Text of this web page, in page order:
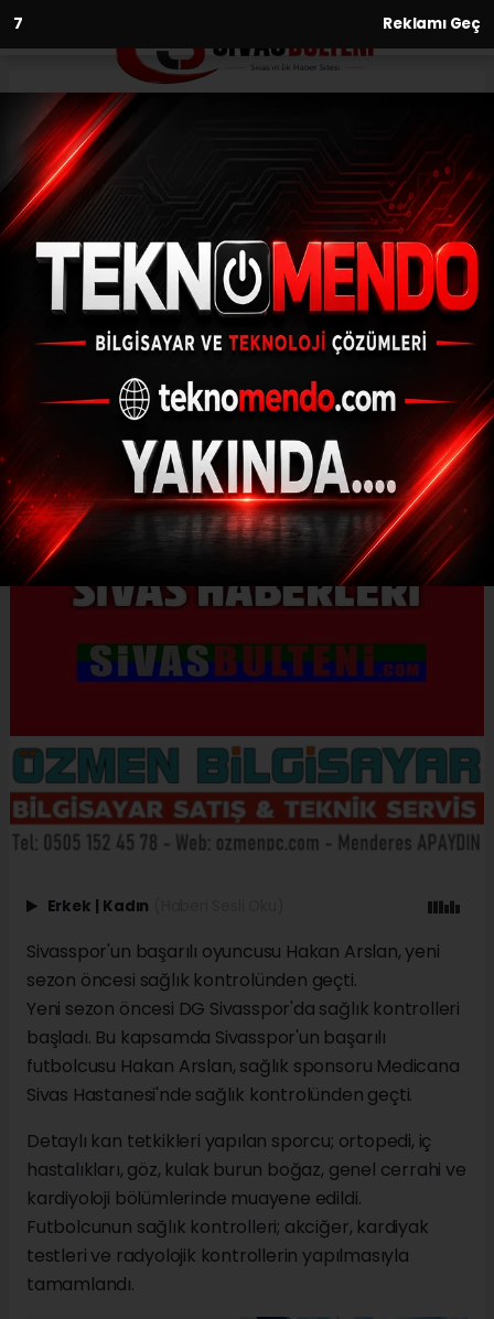
6 Reklamı Geç
Anasayfa
Hakan Arslan, sağlık
kontrolünden geçti
05.08.2020 - 17:53, Güncelleme: 05.08.2020 - 17:53
Sivasspor'un başarılı oyuncusu Hakan
Arslan, yeni sezon öncesi sağlık
kontrolünden geçti.
ABONE OL
Erkek | Kadın
Sivasspor'un başarılı oyuncusu Hakan Arslan, yeni
sezon öncesi sağlık kontrolünden geçti.
Yeni sezon öncesi DG Sivasspor'da sağlık kontrolleri
başladı. Bu kapsamda Sivasspor'un başarılı
futbolcusu Hakan Arslan, sağlık sponsoru Medicana
Sivas Hastanesi'nde sağlık kontrolünden geçti.
Detaylı kan tetkikleri yapılan sporcu; ortopedi, iç
hastalıkları, göz, kulak burun boğaz, genel cerrahi ve
kardiyoloji bölümlerinde muayene edildi.
Futbolcunun sağlık kontrolleri; akciğer, kardiyak
testleri ve radyolojik kontrollerin yapılmasıyla
tamamlandı.